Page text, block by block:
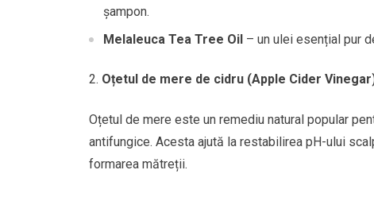
șampon.
Melaleuca Tea Tree Oil – un ulei esențial pur
Oțetul de mere de cidru (Apple Cider
Oțetul de mere este un remediu natural popular
antifungice. Acesta ajută la restabilirea pH-ului
formarea mătreții.